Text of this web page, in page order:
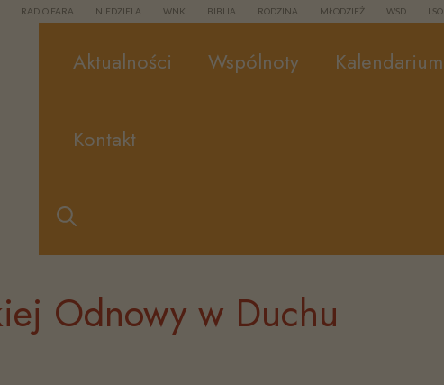
RADIO FARA NIEDZIELA WNK BIBLIA RODZINA MŁODZIEŻ WSD LSO
Aktualności Wspólnoty Kalendarium
Kontakt
Odnowy w Duchu